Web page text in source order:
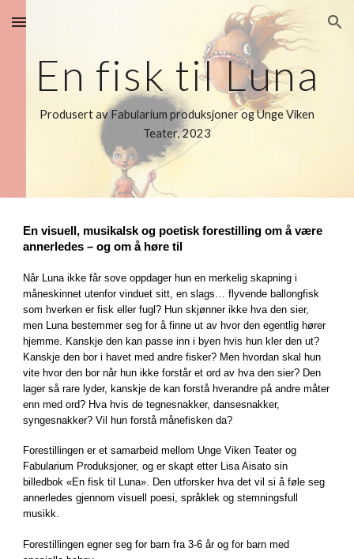
Skip to main content Skip to navigation
En fisk til Luna
Produsert av Fabularium produksjoner og Unge Viken
Teater, 2023
En visuell, musikalsk og poetisk forestilling om å være
annerledes – og om å høre til
Når Luna ikke får sove oppdager hun en merkelig skapning i
måneskinnet utenfor vinduet sitt, en slags… flyvende ballongfisk
som hverken er fisk eller fugl? Hun skjønner ikke hva den sier,
men Luna bestemmer seg for å finne ut av hvor den egentlig hører
hjemme. Kanskje den kan passe inn i byen hvis hun kler den ut?
Kanskje den bor i havet med andre fisker? Men hvordan skal hun
vite hvor den bor når hun ikke forstår et ord av hva den sier? Den
lager så rare lyder, kanskje de kan forstå hverandre på andre måter
enn med ord? Hva hvis de tegnesnakker, dansesnakker,
syngesnakker? Vil hun forstå månefisken da?
Forestillingen er et samarbeid mellom Unge Viken Teater og
Fabularium Produksjoner, og er skapt etter Lisa Aisato sin
billedbok «En fisk til Luna». Den utforsker hva det vil si å føle seg
annerledes gjennom visuell poesi, språklek og stemningsfull
musikk.
Forestillingen egner seg for barn fra 3-6 år og for barn med